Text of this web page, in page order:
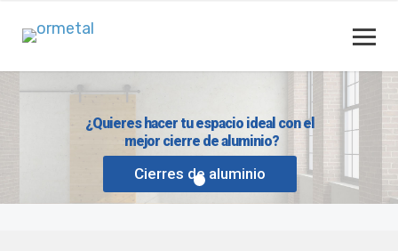
mejor cierre de aluminio?
¿Quieres hacer tu espacio ideal con el
Cierres de aluminio